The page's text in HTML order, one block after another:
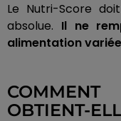
Le Nutri-Score
absolue. Il ne
alimentation
OBTIENT-